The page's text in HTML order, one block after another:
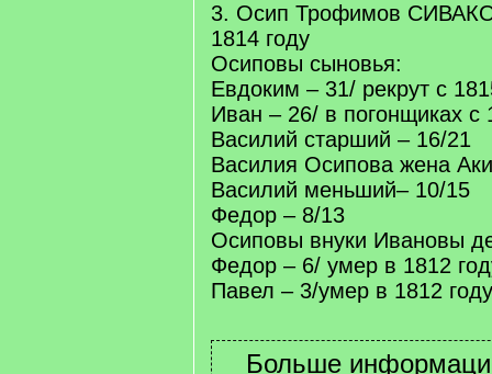
3. Осип Трофимов
1814 году
Осиповы сыновья:
Евдоким – 31/ рекрут с
Иван – 26/ в погонщиках с
Василий старший – 16/21
Василия Осипова жена
Василий меньший– 10/15
Федор – 8/13
Осиповы внуки Ивановы
Федор – 6/ умер в 1812
Павел – 3/умер в 1812 году